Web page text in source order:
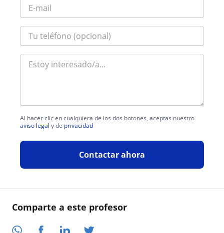
Comparte a este profesor
Al hacer clic en cualquiera de los dos botones, aceptas nuestro
aviso legal y de privacidad
Contactar ahora